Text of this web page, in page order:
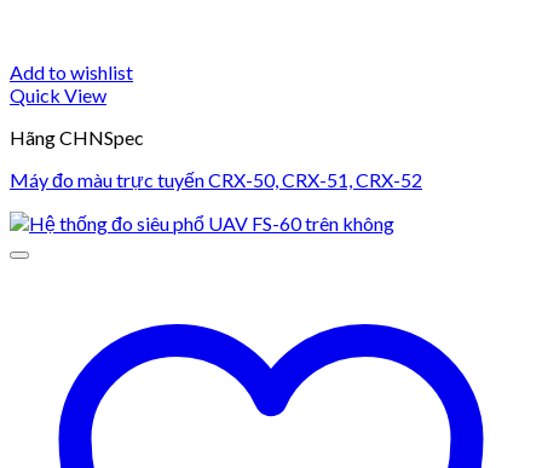
Add to wishlist
Quick View
Hãng CHNSpec
Máy đo màu trực tuyến CRX-50, CRX-51, CRX-52